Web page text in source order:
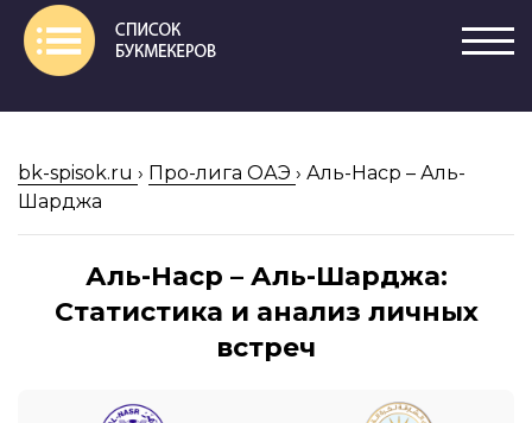
bk-spisok.ru › Про-лига ОАЭ › Аль-Наср – Аль-
Шарджа
Аль-Наср – Аль-Шарджа:
Статистика и анализ личных
встреч